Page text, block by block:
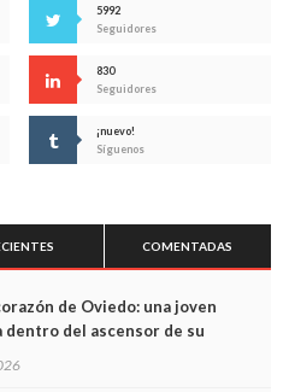
5992
Seguidores
830
Seguidores
¡nuevo!
Síguenos
COMENTADAS
de Oviedo: una joven
dentro del ascensor de su
captan sus últimos minutos